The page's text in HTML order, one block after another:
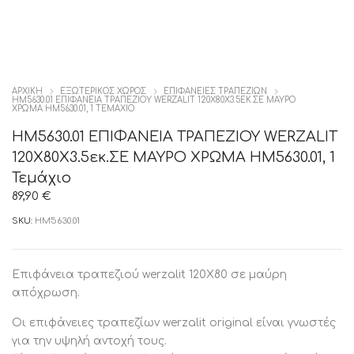
ΑΡΧΙΚΉ ΕΞΩΤΕΡΙΚΟΣ ΧΩΡΟΣ
ΕΠΙΦΆΝΕΙΕΣ ΤΡΑΠΕΖΙΏΝ
HM5630.01 ΕΠΙΦΑΝΕΙΑ ΤΡΑΠΕΖΙΟΥ WERZALIT 120Χ80Χ3.5ΕΚ.ΣΕ ΜΑΥΡΟ
ΧΡΩΜΑ HM5630.01, 1 ΤΕΜΆΧΙΟ
HM5630.01 ΕΠΙΦΑΝΕΙΑ ΤΡΑΠΕΖΙΟΥ WERZALIT
120Χ80Χ3.5εκ.ΣΕ ΜΑΥΡΟ ΧΡΩΜΑ HM5630.01, 1
Τεμάχιο
89,90 €
SKU: HM5630.01
Επιφάνεια τραπεζιού werzalit 120X80 σε μαύρη
απόχρωση.
Οι επιφάνειες τραπεζίων werzalit original είναι γνωστές
για την υψηλή αντοχή τους.